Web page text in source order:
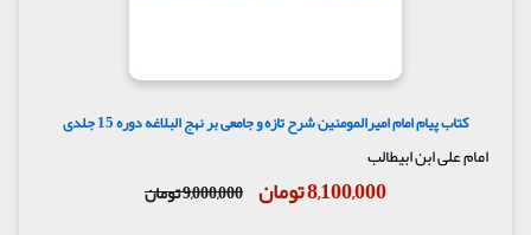
کتاب پیام امام امیرالمومنین شرح تازه و جامعی بر نهج البلاغه دوره 15 جلدی
امام علی ابن ابیطالب
8,100,000 تومان 9,000,000 تومان